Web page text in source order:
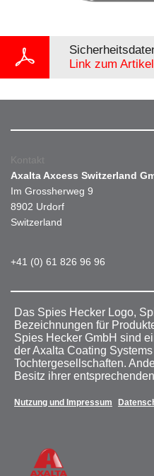
Link zum Artikel
Kontakt
Axalta Axcess Switzerland
Im Grossherweg 9
8902 Urdorf
Switzerland
+41 (0) 61 826 96 96
Das Spies Hecker Logo,
Bezeichnungen für
Spies Hecker GmbH sind
der Axalta Coating
Tochtergesellschaften.
Besitz ihrer
Nutzung und Impressum